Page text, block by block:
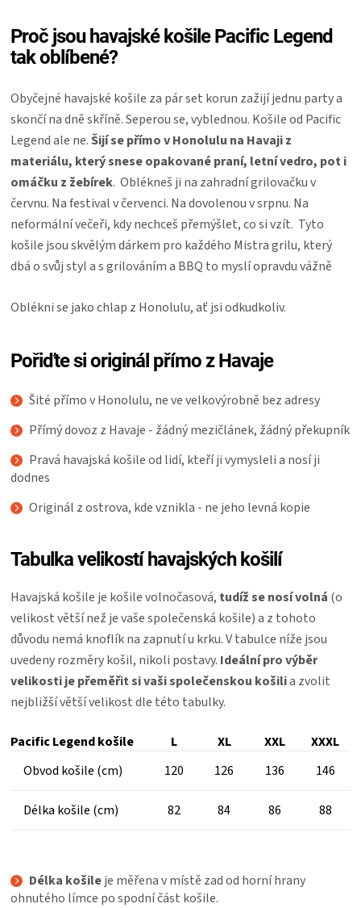
Proč jsou havajské košile Pacific Legend
tak oblíbené?
Obyčejné havajské košile za pár set korun zažijí jednu party a
skončí na dně skříně. Seperou se, vyblednou. Košile od Pacific
Legend ale ne.Šijí se přímo v Honolulu na Havaji z
materiálu, který snese opakované praní, letní vedro, pot i
omáčku z žebírek. Oblékneš ji na zahradní grilovačku v
červnu. Na festival v červenci. Na dovolenou v srpnu. Na
neformální večeři, kdy nechceš přemýšlet, co si vzít. Tyto
košile jsou skvělým dárkem pro každého Mistra grilu, který
dbá o svůj styl a s grilováním a BBQ to myslí opravdu vážně
Oblékni se jako chlap z Honolulu, ať jsi odkudkoliv.
Pořiďte si originál přímo z Havaje
Šité přímo v Honolulu, ne ve velkovýrobně bez adresy
Přímý dovoz z Havaje - žádný mezičlánek, žádný překupník
Pravá havajská košile od lidí, kteří ji vymysleli a nosí ji
dodnes
Originál z ostrova, kde vznikla - ne jeho levná kopie
Tabulka velikostí havajských košilí
Havajská košile je košile volnočasová, tudíž se nosí volná (o
velikost větší než je vaše společenská košile) a z tohoto
důvodu nemá knoflík na zapnutí u krku. V tabulce níže jsou
uvedeny rozměry košil, nikoli postavy. Ideální pro výběr
velikosti je přeměřit si vaši společenskou košilia zvolit
nejbližší větší velikost dle této tabulky.
Pacific Legend košile L XL XXL
XXXL
Obvod košile (cm)
120 126 136 146
Délka košile (cm) 82 84 86 88
Délka košileje měřena v místě zad od horní hrany
ohnutého límce po spodní část košile.